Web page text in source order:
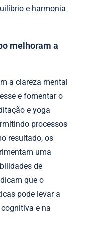
e harmonia
melhoram a
a clareza mental
e fomentar o
e yoga
processos
resultado, os
uma
de
que o
pode levar a
e na